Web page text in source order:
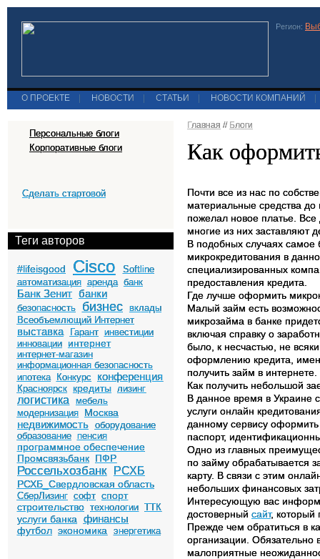
Регион:
О ПРОЕКТЕ НОВОСТИ СТАТЬИ НОВОСТИ КОМПАНИЙ
Персональные блоги
Корпоративные блоги
Сделать стартовой
Теги авторов
#lifeisgood Cisco
Softline
автоматизация аренда банк
Банк Зенит банки
безопасность бизнес
вклады
Всеобъемлющий Интернет
выставка Гарант инвестиции
инновации
интернет
интернет-магазин
информационная безопасность
ипотека
Конкурс конференция
Красноярск кредиты лизинг
логистика
мебель
модернизация
Москва
недвижимость оборудование
образование пенсия
программное обеспечение
Промсвязьбанк ПФР
Россельхозбанк РСХБ
РСХБ_Свердловская область
СберЛизинг софт спорт
строительство технологии ТТК
услуги банка финансы
футбол экономика энергетика
Главная // Блоги
Как
Почти все из нас по
материальные средства
пожелал новое платье.
многие из них заставляют
В подобных случаях самое
микрокредитования в
специализированных
предоставления кредита.
Где лучше оформить
Малый займ есть
микрозайма в банке
включая справку о
было, к несчастью, не
оформлению кредита,
получить займ в интернете.
Как получить небольшой
В данное время в Украине
услуги онлайн
данному сервису
паспорт,
Одно из главных
по займу обрабатывается
карту. В связи с этим
небольших финансовых
Интересующую вас
достоверный сайт, который
Прежде чем обратиться в
организации. Обязательно
малоприятные